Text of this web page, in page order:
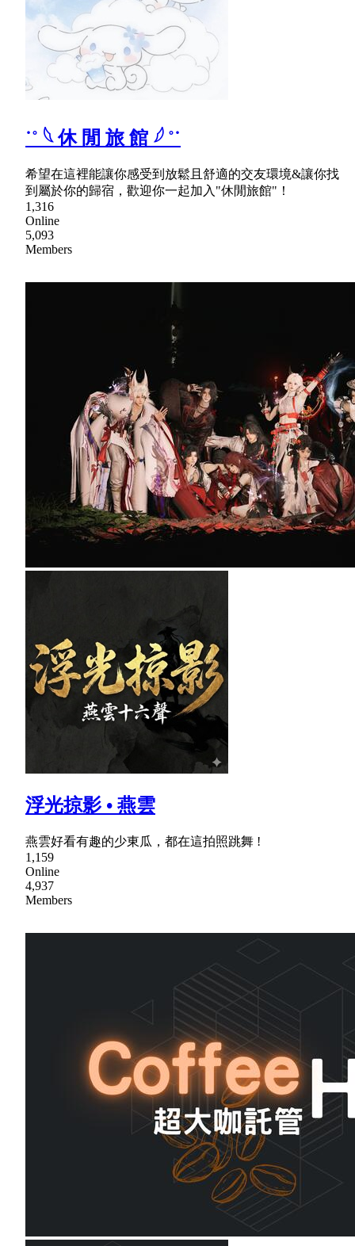
˙˚ 𓆩 休 閒 旅 館 𓆪 ˚˙
希望在這裡能讓你感受到放鬆且舒適的交友環境&讓你找
到屬於你的歸宿，歡迎你一起加入"休閒旅館"！
1,316
Online
5,093
Members
浮光掠影 • 燕雲
燕雲好看有趣的少東瓜，都在這拍照跳舞 !
1,159
Online
4,937
Members